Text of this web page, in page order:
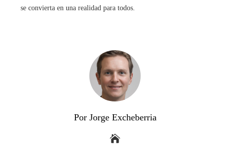
se convierta en una realidad para todos.
Por Jorge Excheberria